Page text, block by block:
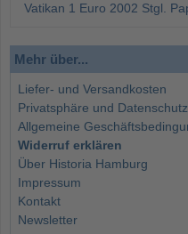
Vatikan 1 Euro 2002 Stgl.
Mehr über...
Liefer- und Versandkosten
Privatsphäre und Datenschutz
Allgemeine
Widerruf erklären
Über Historia Hamburg
Impressum
Kontakt
Newsletter